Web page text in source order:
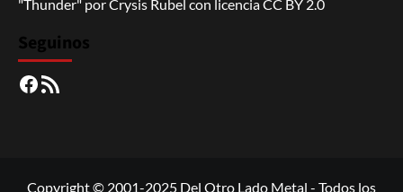
"Thunder" porCrysis Rubel con licenciaCC BY 2.0
Seguinos
Facebook
RSS
Copyright © 2001-2025 Del Otro Lado Metal - Todos los